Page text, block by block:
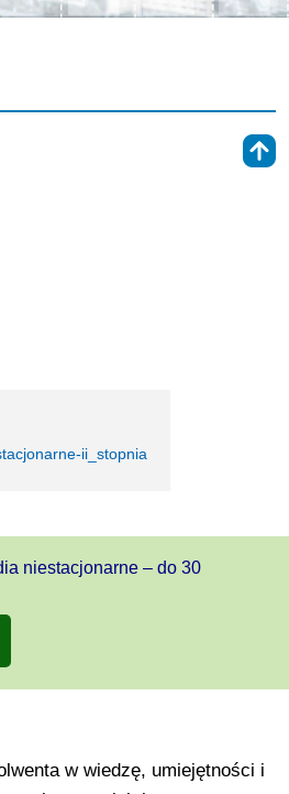
ii_stopnia
niestacjonarne – do 30
w wiedzę, umiejętności i